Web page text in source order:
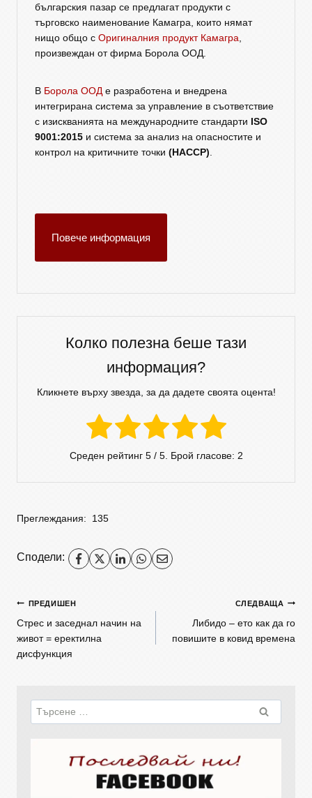
българския пазар се предлагат продукти с
търговско наименование Камагра, които нямат
нищо общо с Оригиналния продукт Камагра,
произвеждан от фирма Борола ООД.
В Борола ООДе разработена и внедрена
интегрирана система за управление в съответствие
с изискванията на международните стандарти ISO
9001:2015 и система за анализ на опасностите и
контрол на критичните точки (HACCP).
Повече информация
Колко полезна беше тази
информация?
Кликнете върху звезда, за да дадете своята оцента!
Среден рейтинг 5/ 5. Брой гласове: 2
Преглеждания: 135
Сподели:
ПРЕДИШЕН
Стрес и заседнал начин на
живот = еректилна
дисфункция
СЛЕДВАЩА
Либидо – ето как да го
повишите в ковид времена